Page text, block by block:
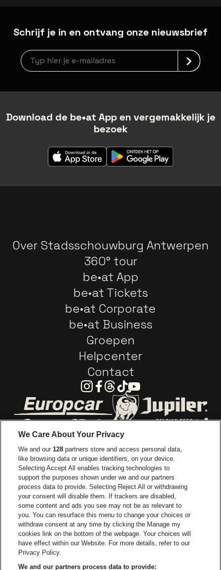
Schrijf je in en ontvang onze nieuwsbrief
Nieuwsbrief aanmelding
Download de be•at App en vergemakkelijk je
bezoek
Over Stadsschouwburg Antwerpen
360° tour
be•at App
be•at Tickets
be•at Corporate
be•at Business
Groepen
Helpcenter
Contact
Instagram
Facebook
Threads
TiktokYoutube
Ga naar de website van Europcar
Ga naar de website van Coca-Cola
Ga naar de website van
Ga naar de
Ga naar de website van Champagne
Ga naar de website
Ga naar de website van Het
Ga naar de
Ga naar de website van Gazet
Ga naar de
Stadsschouwburg Antwerpen is een deel van be•at
Stadsschouwburg Antwerpen
We Care About Your Privacy
We and our128 partners store and access personal data,
like browsing data or unique identifiers, on your device.
Selecting Accept All enables tracking technologies to
support the purposes shown under we and our partners
process data to provide. Selecting Reject All or withdrawing
your consent will disable them. If trackers are disabled,
some content and ads you see may not be as relevant to
you. You can resurface this menu to change your choices or
withdraw consent at any time by clicking the Manage my
cookies link on the bottom of the webpage. Your choices will
have effect within our Website. For more details, refer to our
Privacy Policy.
We and our partners process data to provide: